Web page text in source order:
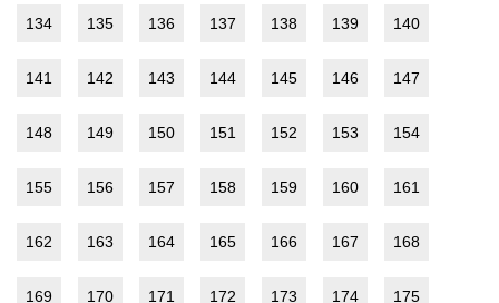
134 135 136 137 138 139 140
141 142 143 144 145 146 147
148 149 150 151 152 153 154
155 156 157 158 159 160 161
162 163 164 165 166 167 168
169 170 171 172 173 174 175